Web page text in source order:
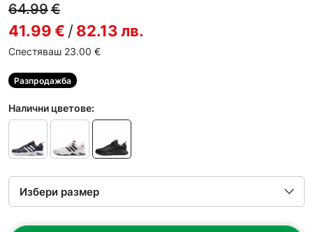
64.99€
41.99€ /82.13лв.
Спестяваш 23.00 €
Разпродажба
Налични цветове: